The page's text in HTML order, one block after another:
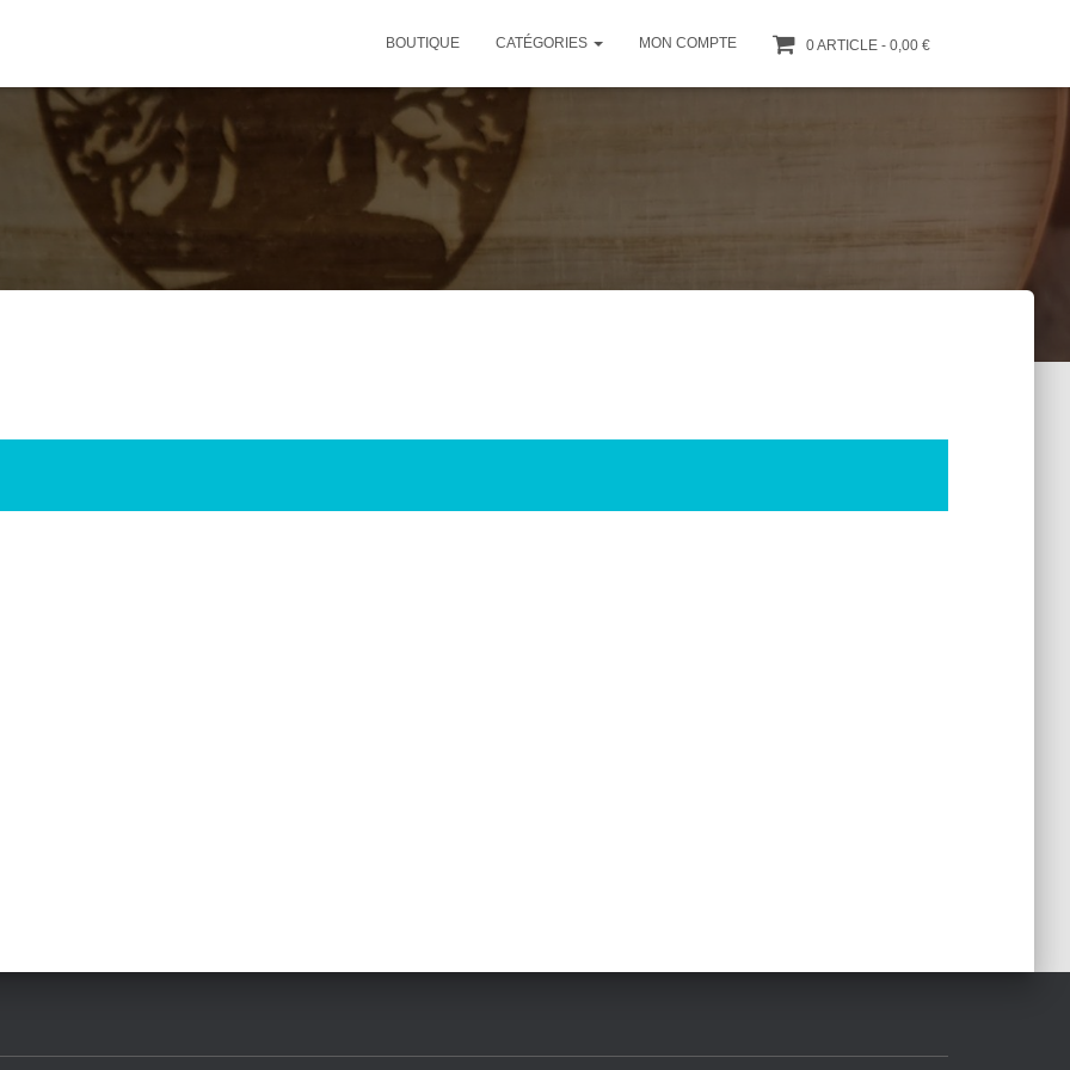
BOUTIQUE CATÉGORIES MON COMPTE 0 ARTICLE 0,00 €